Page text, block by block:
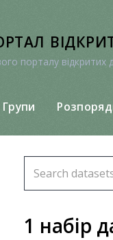
порталу відкритих
Групи
1 набір